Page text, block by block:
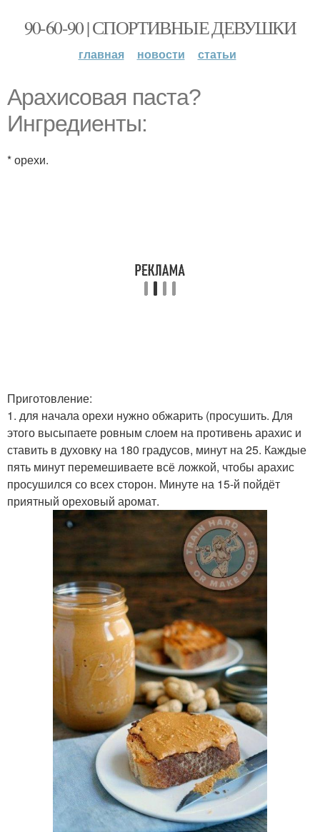
90-60-90 | СПОРТИВНЫЕ ДЕВУШКИ
главная новости статьи
Арахисовая паста?
Ингредиенты:
* орехи.
Приготовление:
1. для начала орехи нужно обжарить (просушить. Для
этого высыпаете ровным слоем на противень арахис и
ставить в духовку на 180 градусов, минут на 25. Каждые
пять минут перемешиваете всё ложкой, чтобы арахис
просушился со всех сторон. Минуте на 15-й пойдёт
приятный ореховый аромат.